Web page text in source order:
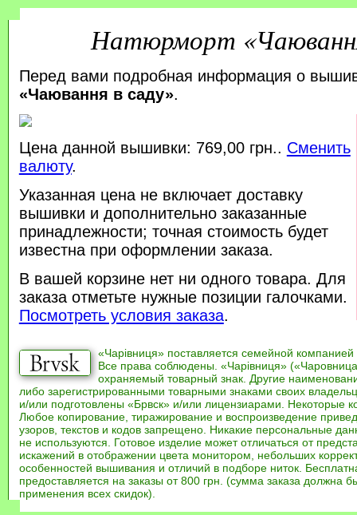
Натюрморт
Перед вами подробная информация о
«Чаювання в саду».
Цена данной вышивки: 769,00 грн.. Сменить
валюту.
Указанная цена не включает доставку
вышивки и дополнительно заказанные
принадлежности; точная стоимость будет
известна при оформлении заказа.
В вашей корзине нет ни одного товара. Для
заказа отметьте нужные позиции галочками.
Посмотреть условия заказа.
«Чарівниця» поставляется семейной компанией
Все права соблюдены. «Чарівниця»
охраняемый товарный знак. Другие
либо зарегистрированными товарными знаками своих
и/или подготовлены «Брвск» и/или лицензиарами. Некоторые
Любое копирование, тиражирование и воспроизведение
узоров, текстов и кодов запрещено. Никакие персональные
не используются. Готовое изделие может отличаться от
искажений в отображении цвета монитором, небольших
особенностей вышивания и отличий в подборе ниток.
предоставляется на заказы от 800 грн. (сумма заказа должна
применения всех скидок).